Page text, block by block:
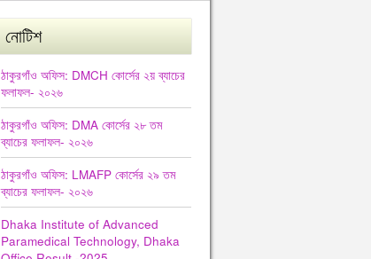
নোটিশ
ঠাকুরগাঁও অফিস: DMCH কোর্সের ২য় ব্যাচের
ফলাফল- ২০২৬
ঠাকুরগাঁও অফিস: DMA কোর্সের ২৮ তম
ব্যাচের ফলাফল- ২০২৬
ঠাকুরগাঁও অফিস: LMAFP কোর্সের ২৯ তম
ব্যাচের ফলাফল- ২০২৬
Dhaka Institute of Advanced
Paramedical Technology, Dhaka